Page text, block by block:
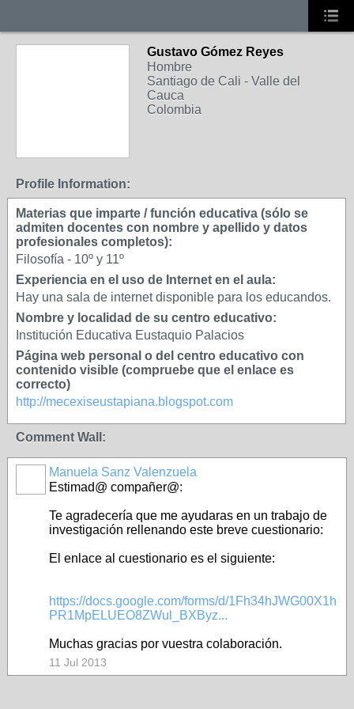
Gustavo Gómez Reyes
Hombre
Santiago de Cali - Valle del
Cauca
Colombia
Profile Information:
Materias que imparte / función educativa (sólo se
admiten docentes con nombre y apellido y datos
profesionales completos):
Filosofía - 10º y 11º
Experiencia en el uso de Internet en el aula:
Hay una sala de internet disponible para los educandos.
Nombre y localidad de su centro educativo:
Institución Educativa Eustaquio Palacios
Página web personal o del centro educativo con
contenido visible (compruebe que el enlace es
correcto)
http://mecexiseustapiana.blogspot.com
Comment Wall:
Manuela Sanz Valenzuela
Estimad@ compañer@:
Te agradecería que me ayudaras en un trabajo de
investigación rellenando este breve cuestionario:
El enlace al cuestionario es el siguiente:
https://docs.google.com/forms/d/1Fh34hJWG00X1h
PR1MpELUEO8ZWul_BXByz...
Muchas gracias por vuestra colaboración.
11 Jul 2013